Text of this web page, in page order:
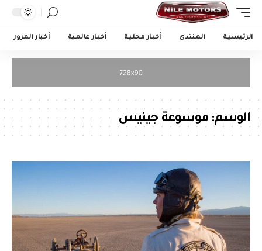
الرئيسية المنتدى أخبار محلية أخبار عالمية أخبار المرور
الوسم: موسوعة جينيس